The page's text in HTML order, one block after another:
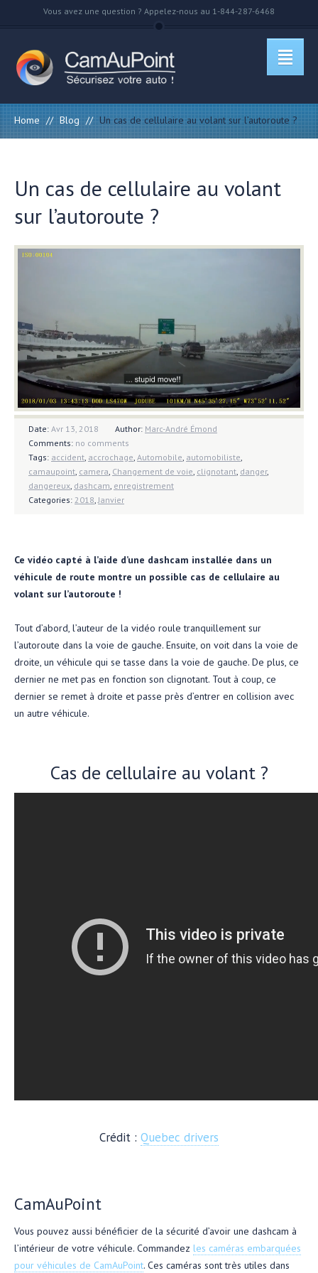
Vous avez une question ? Appelez-nous au 1-844-287-6468
Home // Blog // Un cas de cellulaire au volant sur l’autoroute ?
Un cas de cellulaire au volant
sur l’autoroute ?
Date: Avr 13, 2018 Author: Marc-André Émond
Comments: no comments
Tags: accident accrochage Automobile automobiliste
camaupoint camera Changement de voie clignotant danger,
dangereux dashcam enregistrement
Categories: 2018 Janvier
Ce vidéo capté à l’aide d’une dashcam installée dans un
véhicule de route montre un possible cas de cellulaire au
volant sur l’autoroute !
Tout d’abord, l’auteur de la vidéo roule tranquillement sur
l’autoroute dans la voie de gauche. Ensuite, on voit dans la voie de
droite, un véhicule qui se tasse dans la voie de gauche. De plus, ce
dernier ne met pas en fonction son clignotant. Tout à coup, ce
dernier se remet à droite et passe près d’entrer en collision avec
un autre véhicule.
Cas de cellulaire au volant ?
Crédit : Quebec drivers
CamAuPoint
Vous pouvez aussi bénéficier de la sécurité d’avoir une dashcam à
l’intérieur de votre véhicule. Commandez les caméras embarquées
pour véhicules de CamAuPoint. Ces caméras sont très utiles dans